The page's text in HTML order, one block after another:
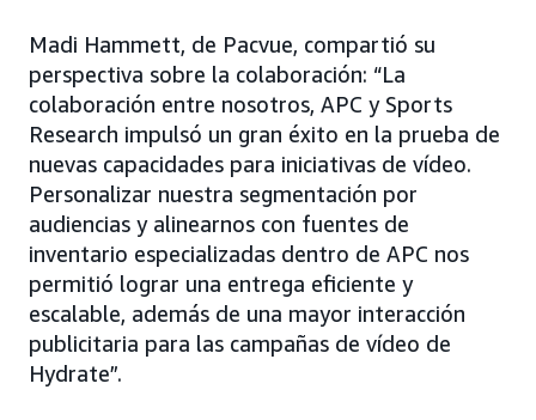
Madi Hammett, de Pacvue, compartió su
perspectiva sobre la colaboración: “La
colaboración entre nosotros, APC y Sports
Research impulsó un gran éxito en la prueba de
nuevas capacidades para iniciativas de vídeo.
Personalizar nuestra segmentación por
audiencias y alinearnos con fuentes de
inventario especializadas dentro de APC nos
permitió lograr una entrega eficiente y
escalable, además de una mayor interacción
publicitaria para las campañas de vídeo de
Hydrate”.